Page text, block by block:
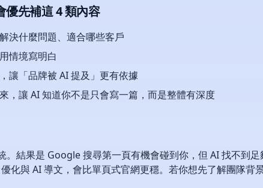
先補這 4 類內容
決什麼問題、適合哪些客戶
情境寫明白
讓「品牌被 AI 提及」更有依據
，讓 AI 知道你不是只會寫一篇，而是整體有深度
。結果是 Google 搜尋第一頁有機會碰到你，但 AI 找不到
化與 AI 導文，會比單頁式官網更穩。若你想先了解團隊背